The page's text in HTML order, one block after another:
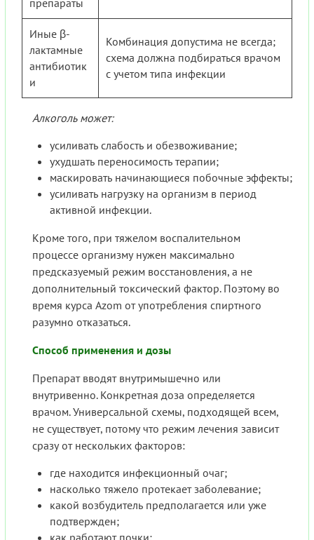
Иные β-
лактамные
антибиотик
и
Комбинация допустима не всегда;
схема должна подбираться врачом
с учетом типа инфекции
Алкоголь может:
усиливать слабость и обезвоживание;
ухудшать переносимость терапии;
маскировать начинающиеся побочные эффекты;
усиливать нагрузку на организм в период
активной инфекции.
Кроме того, при тяжелом воспалительном
процессе организму нужен максимально
предсказуемый режим восстановления, а не
дополнительный токсический фактор. Поэтому во
время курса Azom от употребления спиртного
разумно отказаться.
Способ применения и дозы
Препарат вводят внутримышечно или
внутривенно. Конкретная доза определяется
врачом. Универсальной схемы, подходящей всем,
не существует, потому что режим лечения зависит
сразу от нескольких факторов:
где находится инфекционный очаг;
насколько тяжело протекает заболевание;
какой возбудитель предполагается или уже
подтвержден;
как работают почки;